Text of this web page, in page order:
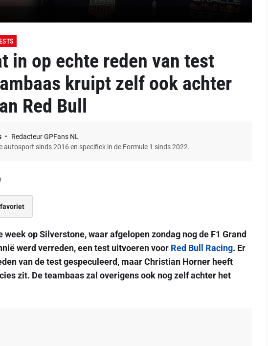
in op echte reden van test
kruipt zelf ook achter
Red Bull
Redacteur GPFans NL
autosport sinds 2016 en specifiek in de Formule 1 sinds 2022.
week op Silverstone, waar afgelopen zondag nog de F1 Grand
werd verreden, een test uitvoeren voor Red Bull Racing. Er
van de test gespeculeerd, maar Christian Horner heeft
zit. De teambaas zal overigens ook nog zelf achter het